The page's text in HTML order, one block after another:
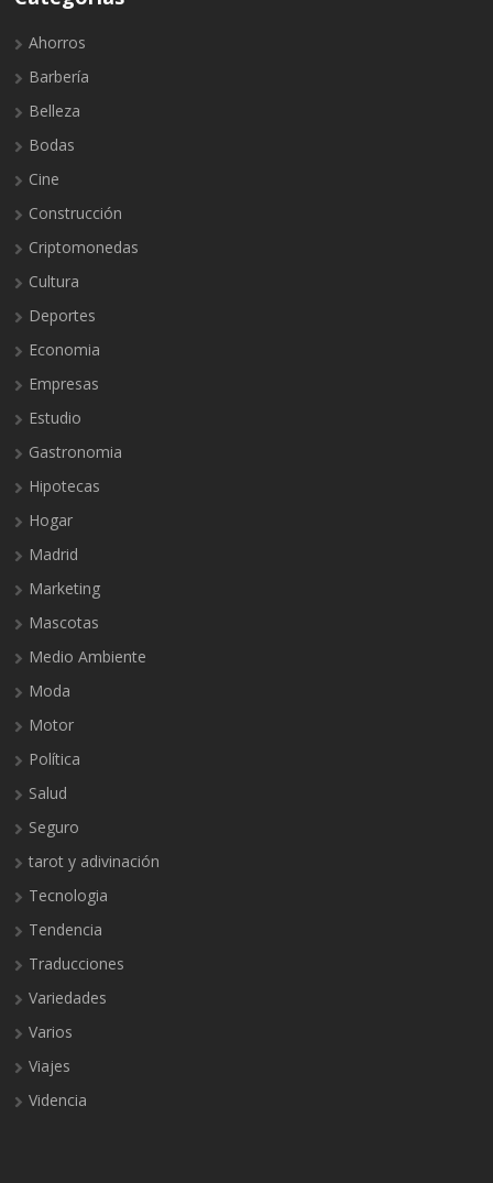
Ahorros
Barbería
Belleza
Bodas
Cine
Construcción
Criptomonedas
Cultura
Deportes
Economia
Empresas
Estudio
Gastronomia
Hipotecas
Hogar
Madrid
Marketing
Mascotas
Medio Ambiente
Moda
Motor
Política
Salud
Seguro
tarot y adivinación
Tecnologia
Tendencia
Traducciones
Variedades
Varios
Viajes
Videncia